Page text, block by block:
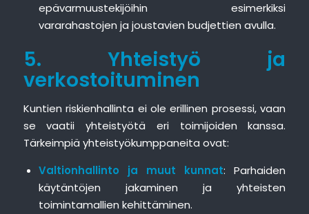
epävarmuustekijöihin esimerkiksi
vararahastojen ja joustavien budjettien avulla.
5. Yhteistyö ja
verkostoituminen
Kuntien riskienhallinta ei ole erillinen prosessi, vaan
se vaatii yhteistyötä eri toimijoiden kanssa.
Tärkeimpiä yhteistyökumppaneita ovat:
Valtionhallinto ja muut kunnat: Parhaiden
käytäntöjen jakaminen ja yhteisten
toimintamallien kehittäminen.